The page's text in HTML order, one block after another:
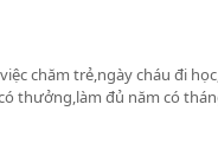
chăm trẻ,ngày cháu đi
đủ năm có